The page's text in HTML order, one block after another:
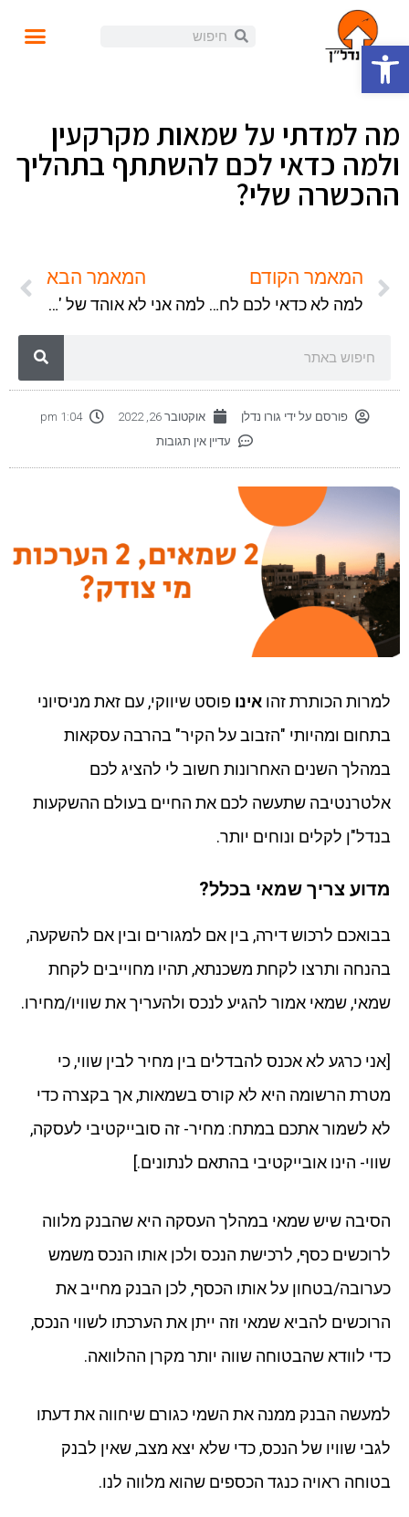
מה למדתי על שמאות מקרקעין
ולמה כדאי לכם להשתתף בתהליך
ההכשרה שלי?
המאמר הקודם
למה לא כדאי לכם לחסוך כדי לרכוש דירה?
המאמר הבא
למה אני לא אוהד של 'חופש כלכלי' ומדוע אני חסיד של 'אוטונומיה'?
פורסם על ידי גורו נדלן אוקטובר 26, 2022
1:04 pm
עדיין אין תגובות
למרות הכותרת זהו אינו פוסט שיווקי, עם זאת מניסיוני
בתחום ומהיותי "הזבוב על הקיר" בהרבה עסקאות
במהלך השנים האחרונות חשוב לי להציג לכם
אלטרנטיבה שתעשה לכם את החיים בעולם ההשקעות
בנדל"ן לקלים ונוחים יותר.
מדוע צריך שמאי בכלל?
בבואכם לרכוש דירה, בין אם למגורים ובין אם להשקעה,
בהנחה ותרצו לקחת משכנתא, תהיו מחוייבים לקחת
שמאי, שמאי אמור להגיע לנכס ולהעריך את שוויו/מחירו.
[אני כרגע לא אכנס להבדלים בין מחיר לבין שווי, כי
מטרת הרשומה היא לא קורס בשמאות, אך בקצרה כדי
לא לשמור אתכם במתח: מחיר- זה סובייקטיבי לעסקה,
שווי- הינו אובייקטיבי בהתאם לנתונים.]
הסיבה שיש שמאי במהלך העסקה היא שהבנק מלווה
לרוכשים כסף, לרכישת הנכס ולכן אותו הנכס משמש
כערובה/בטחון על אותו הכסף, לכן הבנק מחייב את
הרוכשים להביא שמאי וזה ייתן את הערכתו לשווי הנכס,
כדי לוודא שהבטוחה שווה יותר מקרן ההלוואה.
למעשה הבנק ממנה את השמי כגורם שיחווה את דעתו
לגבי שוויו של הנכס, כדי שלא יצא מצב, שאין לבנק
בטוחה ראויה כנגד הכספים שהוא מלווה לנו.
פתח סרגל נגישות